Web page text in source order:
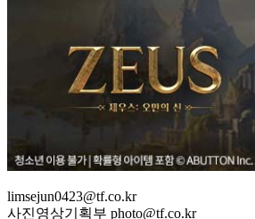
limsejun0423@tf.co.kr
사진영상기획부 photo@tf.co.kr